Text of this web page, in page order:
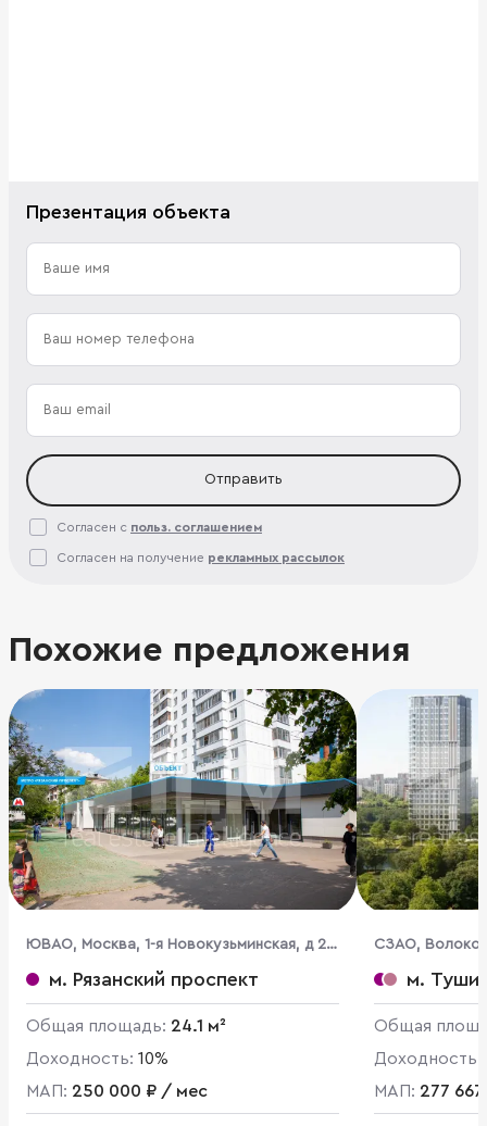
Презентация объекта
Отправить
Согласен с польз. соглашением
Согласен на получение рекламных рассылок
Похожие предложения
ЮВАО, Москва, 1-я Новокузьминская, д 21,
к2
м. Рязанский проспект
Общая площадь: 24.1 м²
Доходность: 10%
МАП: 250 000 ₽ / мес
CЗАО,
м.
Общая
Доходность:
МАП: 277